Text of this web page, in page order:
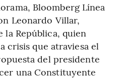
Bloomberg Línea
Leonardo Villar,
la República, quien
crisis que atraviesa el
del presidente
una Constituyente